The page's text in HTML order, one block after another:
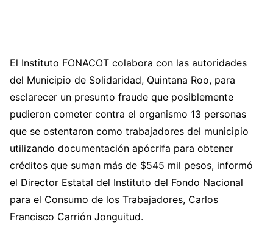
El Instituto FONACOT colabora con las autoridades
del Municipio de Solidaridad, Quintana Roo, para
esclarecer un presunto fraude que posiblemente
pudieron cometer contra el organismo 13 personas
que se ostentaron como trabajadores del municipio
utilizando documentación apócrifa para obtener
créditos que suman más de $545 mil pesos, informó
el Director Estatal del Instituto del Fondo Nacional
para el Consumo de los Trabajadores, Carlos
Francisco Carrión Jonguitud.